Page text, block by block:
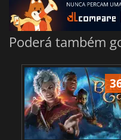
Poderá também